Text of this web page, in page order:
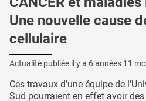
Une nouvelle cause
cellulaire
Actualité publiée il y a 6 années 11
Ces travaux d’une équipe de
Sud pourraient en effet avoir